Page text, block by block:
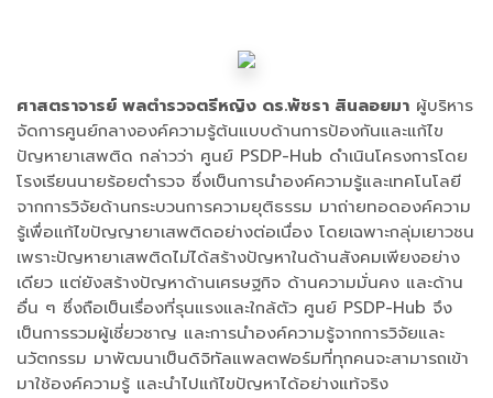
ศาสตราจารย์ พลตำรวจตรีหญิง ดร.พัชรา สินลอยมา ผู้บริหาร
จัดการศูนย์กลางองค์ความรู้ต้นแบบด้านการป้องกันและแก้ไข
ปัญหายาเสพติด กล่าวว่า ศูนย์ PSDP-Hub ดำเนินโครงการโดย
โรงเรียนนายร้อยตำรวจ ซึ่งเป็นการนำองค์ความรู้และเทคโนโลยี
จากการวิจัยด้านกระบวนการความยุติธรรม มาถ่ายทอดองค์ความ
รู้เพื่อแก้ไขปัญญายาเสพติดอย่างต่อเนื่อง โดยเฉพาะกลุ่มเยาวชน
เพราะปัญหายาเสพติดไม่ได้สร้างปัญหาในด้านสังคมเพียงอย่าง
เดียว แต่ยังสร้างปัญหาด้านเศรษฐกิจ ด้านความมั่นคง และด้าน
อื่น ๆ ซึ่งถือเป็นเรื่องที่รุนแรงและใกล้ตัว ศูนย์ PSDP-Hub จึง
เป็นการรวมผู้เชี่ยวชาญ และการนำองค์ความรู้จากการวิจัยและ
นวัตกรรม มาพัฒนาเป็นดิจิทัลแพลตฟอร์มที่ทุกคนจะสามารถเข้า
มาใช้องค์ความรู้ และนำไปแก้ไขปัญหาได้อย่างแท้จริง